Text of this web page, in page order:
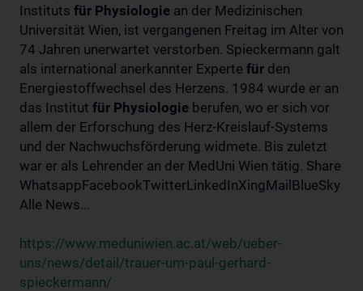
Instituts für Physiologie an der Medizinischen
Universität Wien, ist vergangenen Freitag im Alter von
74 Jahren unerwartet verstorben. Spieckermann galt
als international anerkannter Experte für den
Energiestoffwechsel des Herzens. 1984 wurde er an
das Institut für Physiologie berufen, wo er sich vor
allem der Erforschung des Herz-Kreislauf-Systems
und der Nachwuchsförderung widmete. Bis zuletzt
war er als Lehrender an der MedUni Wien tätig. Share
WhatsappFacebookTwitterLinkedInXingMailBlueSky
Alle News...
https://www.meduniwien.ac.at/web/ueber-
uns/news/detail/trauer-um-paul-gerhard-
spieckermann/